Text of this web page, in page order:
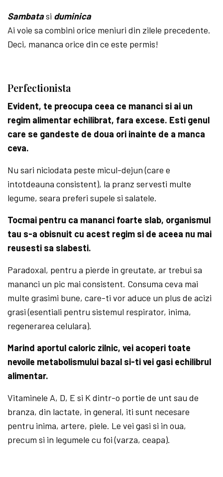
Sambatasi duminica
Ai voie sa combini orice meniuri din zilele precedente.
Deci, ma­nanca orice din ce este permis!
Perfectionista
Evident, te preocupa ceea ce mananci si ai un
regim alimentar echilibrat, fara excese. Esti genul
care se gandeste de doua ori inainte de a manca
ceva.
Nu sari niciodata peste micul-dejun (care e
intotdeauna consistent), la pranz servesti multe
legume, seara preferi supele si salatele.
Tocmai pentru ca mananci foarte slab, organismul
tau s-a obisnuit cu acest regim si de aceea nu mai
reusesti sa slabesti.
Paradoxal, pentru a pierde in greutate, ar trebui sa
mananci un pic mai consistent. Consuma ceva mai
multe grasimi bune, care-ti vor aduce un plus de acizi
grasi (esentiali pentru sistemul respirator, inima,
regenerarea celulara).
Marind aportul caloric zilnic, vei acoperi toate
nevoile metabolismului bazal si-ti vei gasi echilibrul
alimentar.
Vitaminele A, D, E si K dintr-o portie de unt sau de
branza, din lactate, in general, iti sunt necesare
pentru inima, artere, piele. Le vei gasi si in oua,
precum si in legumele cu foi (varza, ceapa).